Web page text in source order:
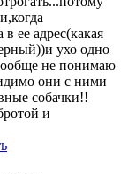
ее адрес(какая
ухо одно
не понимаю
они с ними
собачки!!
и